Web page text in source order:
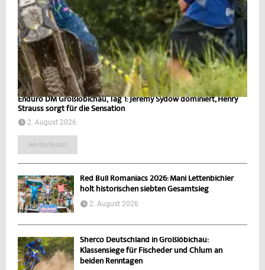
Enduro DM Großlöbichau, Tag 1: Jeremy Sydow dominiert, Henry
Strauss sorgt für die Sensation
2. August 2026
weiterlesen
Red Bull Romaniacs 2026: Mani Lettenbichler
holt historischen siebten Gesamtsieg
2. August 2026
Sherco Deutschland in Großlöbichau:
Klassensiege für Fischeder und Chlum an
beiden Renntagen